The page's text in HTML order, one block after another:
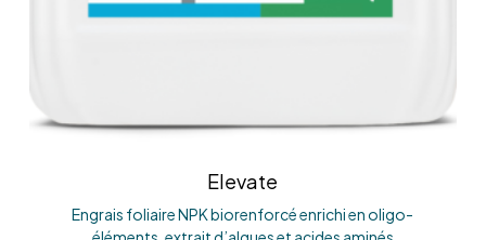
Elevate
Engrais foliaire NPK biorenforcé enrichi en oligo-